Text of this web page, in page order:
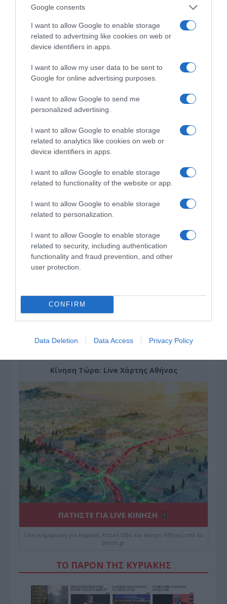
Google consents
I want to allow Google to enable storage
related to advertising like cookies on web or
device identifiers in apps.
I want to allow my user data to be sent to
Google for online advertising purposes.
I want to allow Google to send me
personalized advertising.
I want to allow Google to enable storage
related to analytics like cookies on web or
device identifiers in apps.
I want to allow Google to enable storage
related to functionality of the website or app.
I want to allow Google to enable storage
related to personalization.
I want to allow Google to enable storage
related to security, including authentication
functionality and fraud prevention, and other
user protection.
CONFIRM
Data Deletion Data Access Privacy Policy
ΡΟΗ ΕΙΔΗΣΕΩΝ
Το σχέδιο του Ισραήλ για τους Κούρδους
Ε. Λιακούλη: «Το σκάνδαλο των υποκλοπών δεν
μπορεί να μείνει στο σκοτάδι ενός αρχείου»
ΤΟ ΠΑΡΟΝ: Ρυθμιστής ο Αντώνης Σαμαράς – Απειλή
Ιππασία – Η Ελλάδα στο Παγκόσμιο Πρωτάθλημα
Ιππασίας!
Ανακοίνωση της Ελληνικής Αριστερής Συμπαράταξης:
Οι «άριστοι» τελευταίοι των τελευταίων
Ελληνικός Ερυθρός Σταυρός: Τι πρέπει να περιέχει
ΔΕΙΤΕ ΤΗΝ ΚΙΝΗΣΗ ΣΤΟΥΣ ΔΡΌΜΟΥΣ
Κίνηση Τώρα: Live Χάρτης Αθήνας
ΠΑΤΗΣΤΕ ΓΙΑ LIVE ΚΙΝΗΣΗ
Live ενημέρωση για Κηφισό, Αττική Οδό και κέντρο Αθήνας από το
paron.gr
ΤΟ ΠΑΡΟΝ ΤΗΣ ΚΥΡΙΑΚΗΣ